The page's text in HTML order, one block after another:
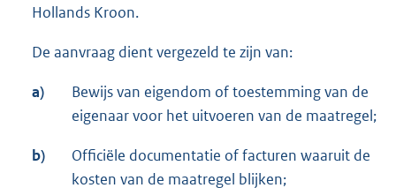
Hollands Kroon.
De aanvraag dient vergezeld te zijn van:
a)
Bewijs van eigendom of toestemming van de
eigenaar voor het uitvoeren van de maatregel;
b)
Officiële documentatie of facturen waaruit de
kosten van de maatregel blijken;